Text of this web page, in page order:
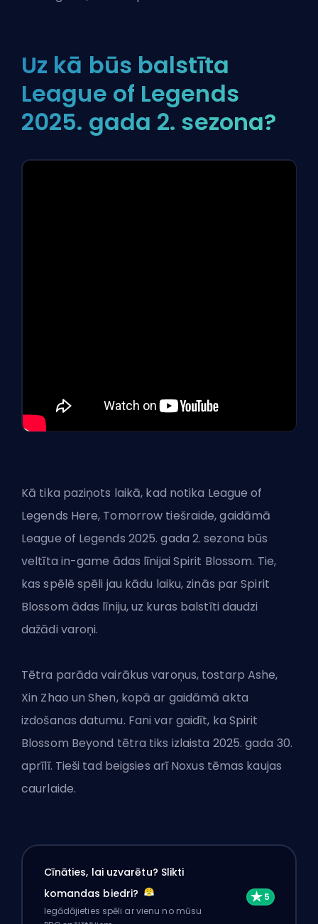
Uz kā būs balstīta
League of Legends
2025. gada 2. sezona?
Kā tika paziņots laikā, kad notika League of
Legends Here, Tomorrow tiešraide, gaidāmā
League of Legends 2025. gada 2. sezona būs
veltīta in-game ādas līnijai Spirit Blossom. Tie,
kas spēlē spēli jau kādu laiku, zinās par Spirit
Blossom ādas līniju, uz kuras balstīti daudzi
dažādi varoņi.
Tētra parāda vairākus varoņus, tostarp Ashe,
Xin Zhao un Shen, kopā ar gaidāmā akta
izdošanas datumu. Fani var gaidīt, ka Spirit
Blossom Beyond tētra tiks izlaista 2025. gada 30.
aprīlī. Tieši tad beigsies arī Noxus tēmas kaujas
caurlaide.
Cīnāties, lai uzvarētu? Slikti
komandas biedri?
Iegādājieties spēli ar vienu no mūsu